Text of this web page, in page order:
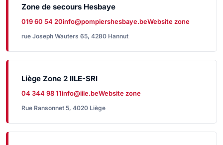
Zone de secours Hesbaye
019 60 54 20info@pompiershesbaye.beWebsite zone
rue Joseph Wauters 65, 4280 Hannut
Liège Zone 2 IILE-SRI
04 344 98 11info@iile.beWebsite zone
Rue Ransonnet 5, 4020 Liège